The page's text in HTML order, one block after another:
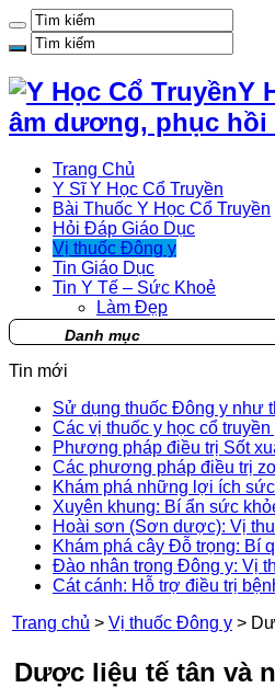
Y
âm dương, phục hồi
Trang Chủ
Y Sĩ Y Học Cổ Truyền
Bài Thuốc Y Học Cổ Truyền
Hỏi Đáp Giáo Dục
Vị thuốc Đông y
Tin Giáo Dục
Tin Y Tế – Sức Khoẻ
Làm Đẹp
Danh mục
Tin mới
Sử dụng thuốc Đông y như
Các vị thuốc y học cổ
Phương pháp điều trị Sốt
Các phương pháp điều trị
Khám phá những lợi ích
Xuyên khung: Bí ẩn sức
Hoài sơn (Sơn dược): Vị
Khám phá cây Đỗ trọng: Bí
Đào nhân trong Đông y: Vị
Cát cánh: Hỗ trợ điều trị
Trang chủ > Vị thuốc Đông y >
Dược liệu tế tân và